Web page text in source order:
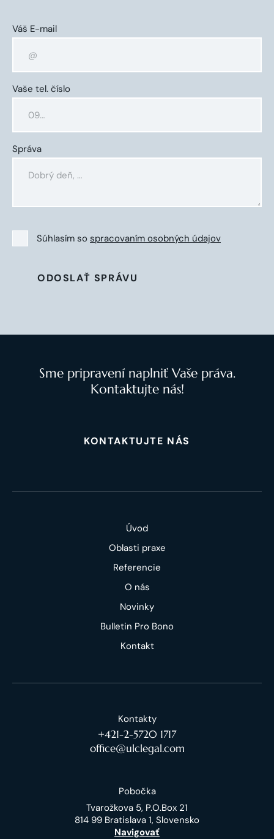
Váš E-mail
Vaše tel. číslo
Správa
Súhlasím so spracovaním osobných údajov
ODOSLAŤ SPRÁVU
Sme pripravení naplniť Vaše práva.
Kontaktujte nás!
KONTAKTUJTE NÁS
Úvod
Oblasti praxe
Referencie
O nás
Novinky
Bulletin Pro Bono
Kontakt
Kontakty
+421-2-5720 1717
office@ulclegal.com
Pobočka
Tvarožkova 5, P.O.Box 21
814 99 Bratislava 1, Slovensko
Navigovať